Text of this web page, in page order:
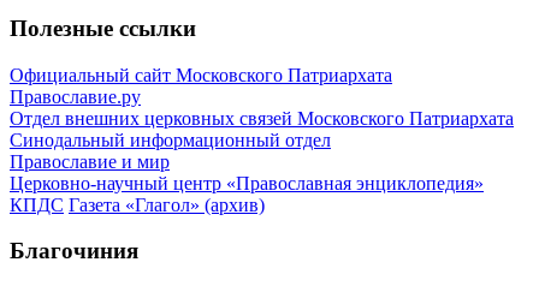
Полезные ссылки
Официальный сайт Московского Патриархата
Православие.ру
Отдел внешних церковных связей Московского Патриархата
Синодальный информационный отдел
Православие и мир
Церковно-научный центр «Православная энциклопедия»
КПДС Газета «Глагол» (архив)
Благочиния